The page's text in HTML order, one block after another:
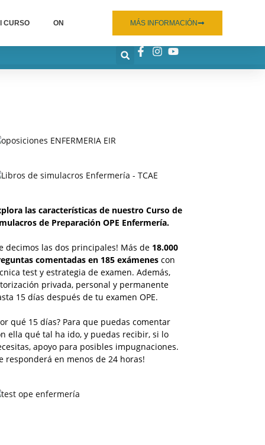
CURSO ON MÁS INFORMACIÓN
las características de nuestro Curso de
de Preparación OPE Enfermería.
decimos las dos principales! Más de 18.000
comentadas en 185 exámenes con
test y estrategia de examen. Además,
privada, personal y permanente
15 días después de tu examen OPE.
qué 15 días? Para que puedas comentar
ella qué tal ha ido, y puedas recibir, si lo
apoyo para posibles impugnaciones.
responderá en menos de 24 horas!